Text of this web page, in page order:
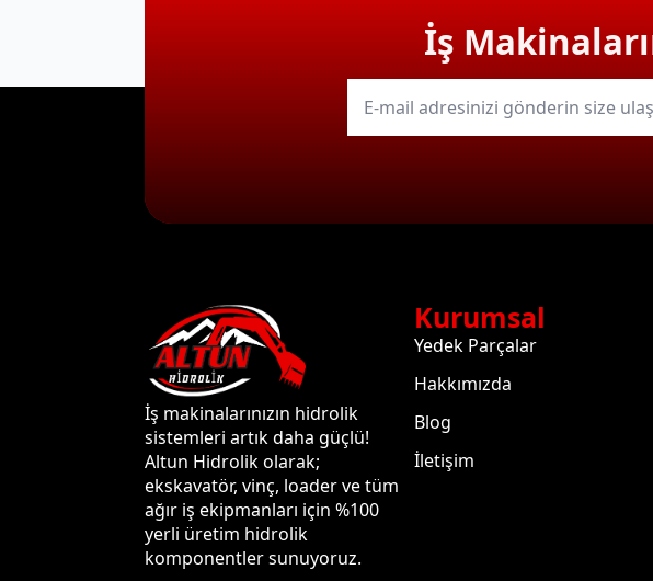
İş
E-
mail
İş makinalarınızın hidrolik
sistemleri artık daha güçlü!
Altun Hidrolik olarak;
ekskavatör, vinç, loader ve tüm
ağır iş ekipmanları için %100
yerli üretim hidrolik
komponentler sunuyoruz.
Kurumsal
Yedek Parçalar
Hakkımızda
Blog
İletişim